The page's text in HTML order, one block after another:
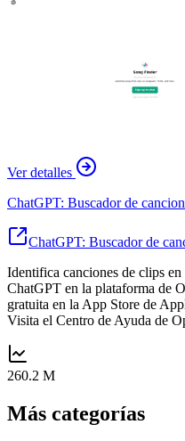
Ver detalles
ChatGPT: Buscador de
ChatGPT: Buscador de
Identifica canciones de clips
ChatGPT en la plataforma de
gratuita en la App Store de
Visita el Centro de Ayuda de
260.2 M
Más categorías